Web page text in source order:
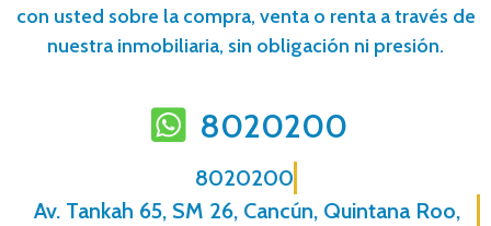
con usted sobre la compra, venta o renta a través de
nuestra inmobiliaria, sin obligación ni presión.
8020200
8020200
Av. Tankah 65, SM 26, Cancún, Quintana Roo,